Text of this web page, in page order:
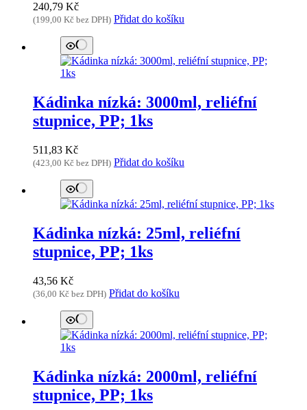
240,79 Kč
(199,00 Kč bez DPH) Přidat do košíku
Kádinka nízká: 3000ml, reliéfní
stupnice, PP; 1ks
511,83 Kč
(423,00 Kč bez DPH) Přidat do košíku
Kádinka nízká: 25ml, reliéfní
stupnice, PP; 1ks
43,56 Kč
(36,00 Kč bez DPH) Přidat do košíku
Kádinka nízká: 2000ml, reliéfní
stupnice, PP; 1ks